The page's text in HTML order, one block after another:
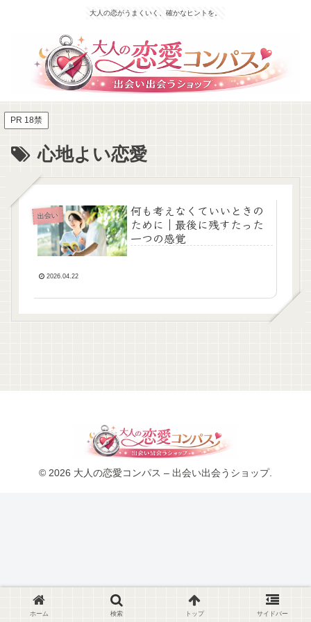
大人の恋がうまくいく、確かなヒントを。
PR 18禁
心地よい恋愛
出会い
何も考えなくていいときの
ために｜最後に残すたった
一つの感覚
2026.04.22
© 2026 大人の恋愛コンパス – 出会い出会うショップ.
ホーム 検索 トップ サイドバー